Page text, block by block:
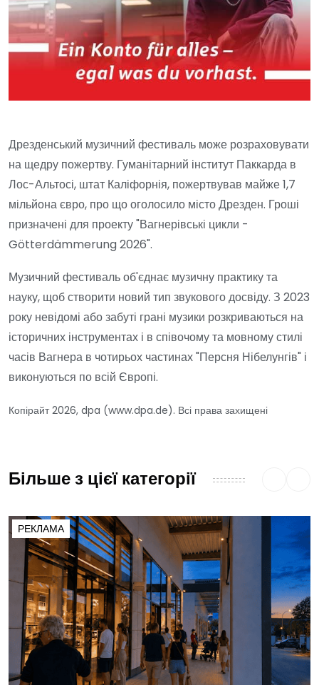
Дрезденський музичний фестиваль може розраховувати
на щедру пожертву. Гуманітарний інститут Паккарда в
Лос-Альтосі, штат Каліфорнія, пожертвував майже 1,7
мільйона євро, про що оголосило місто Дрезден. Гроші
призначені для проекту "Вагнерівські цикли -
Götterdämmerung 2026".
Музичний фестиваль об'єднає музичну практику та
науку, щоб створити новий тип звукового досвіду. З 2023
року невідомі або забуті грані музики розкриваються на
історичних інструментах і в співочому та мовному стилі
часів Вагнера в чотирьох частинах "Персня Нібелунгів" і
виконуються по всій Європі.
Копірайт 2026, dpa (www.dpa.de). Всі права захищені
Більше з цієї категорії
РЕКЛАМА